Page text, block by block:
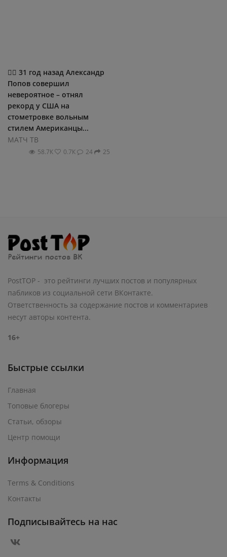
🏊‍♂️ 31 год назад Александр
Попов совершил
невероятное – отнял
рекорд у США на
стометровке вольным
стилем Американцы...
МАТЧ ТВ
58.7К 0.7К 24 25
PostTOP - это рейтинги лучших постов и популярных
пабликов из социальной сети ВКонтакте.
Ответственность за содержание постов и комментариев
несут авторы контента.
16+
Быстрые ссылки
Главная
Топовые блогеры
Статьи, обзоры
Центр помощи
Информация
Terms & Conditions
Контакты
Подписывайтесь на нас